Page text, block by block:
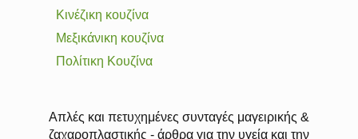
Κινέζικη κουζίνα
Μεξικάνικη κουζίνα
Πολίτικη Κουζίνα
Απλές και πετυχημένες συνταγές μαγειρικής &
ζαχαροπλαστικής - άρθρα για την υγεία και την